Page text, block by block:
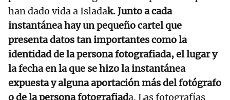
han dado vida a Isladak. Junto a cada
instantánea hay un pequeño cartel que
presenta datos tan importantes como la
identidad de la persona fotografiada, el lugar y
la fecha en la que se hizo la instantánea
expuesta y alguna aportación más del fotógrafo
o de la persona fotografiada. Las fotografías